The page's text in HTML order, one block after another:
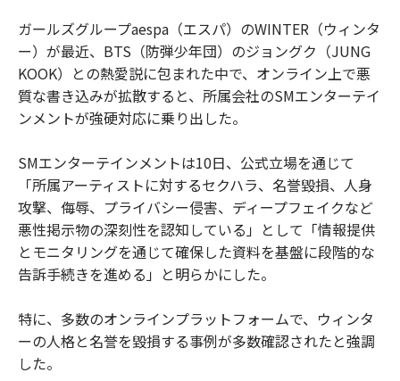
ガールズグループaespa（エスパ）のWINTER（ウィンタ
ー）が最近、BTS（防弾少年団）のジョングク（JUNG
KOOK）との熱愛説に包まれた中で、オンライン上で悪
質な書き込みが拡散すると、所属会社のSMエンターテイ
ンメントが強硬対応に乗り出した。
SMエンターテインメントは10日、公式立場を通じて
「所属アーティストに対するセクハラ、名誉毀損、人身
攻撃、侮辱、プライバシー侵害、ディープフェイクなど
悪性掲示物の深刻性を認知している」として「情報提供
とモニタリングを通じて確保した資料を基盤に段階的な
告訴手続きを進める」と明らかにした。
特に、多数のオンラインプラットフォームで、ウィンタ
ーの人格と名誉を毀損する事例が多数確認されたと強調
した。